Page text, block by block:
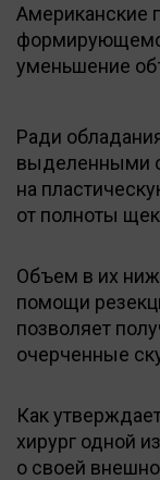
Американские
уменьшение
Ради
выделенными
на
от полноты
Объем в их
помощи
позволяет
очерченные
Как
хирург одной
о своей